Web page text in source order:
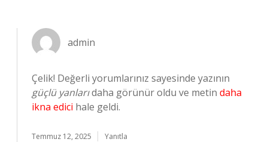
admin
Çelik! Değerli yorumlarınız sayesinde yazının
güçlü yanlarıdaha görünür oldu ve metin daha
ikna edici hale geldi.
Temmuz 12, 2025 Yanıtla